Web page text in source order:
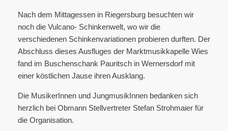
Nach dem Mittagessen in Riegersburg besuchten wir
noch die Vulcano- Schinkenwelt, wo wir die
verschiedenen Schinkenvariationen probieren durften. Der
Abschluss dieses Ausfluges der Marktmusikkapelle Wies
fand im Buschenschank Pauritsch in Wernersdorf mit
einer köstlichen Jause ihren Ausklang.
Die MusikerInnen und JungmusikInnen bedanken sich
herzlich bei Obmann Stellvertreter Stefan Strohmaier für
die Organisation.